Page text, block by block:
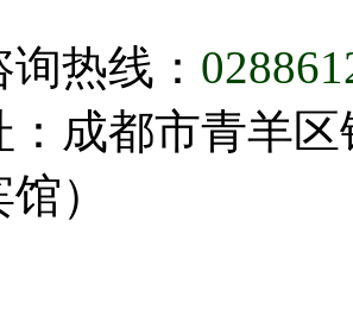
热线：
：成都市青羊
）